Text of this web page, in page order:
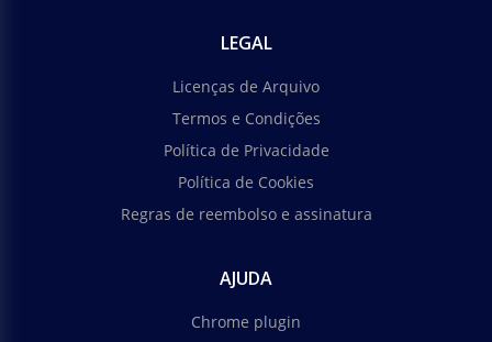
LEGAL
Licenças de Arquivo
Termos e Condições
Política de Privacidade
Política de Cookies
Regras de reembolso e assinatura
AJUDA
Chrome plugin